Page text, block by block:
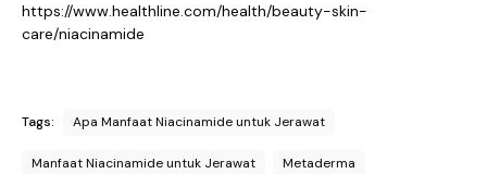
https://www.healthline.com/health/beauty-skin-
care/niacinamide
Tags: Apa Manfaat Niacinamide untuk Jerawat
Manfaat Niacinamide untuk Jerawat Metaderma